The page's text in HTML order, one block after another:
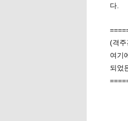
다.
(격주
여기
되었